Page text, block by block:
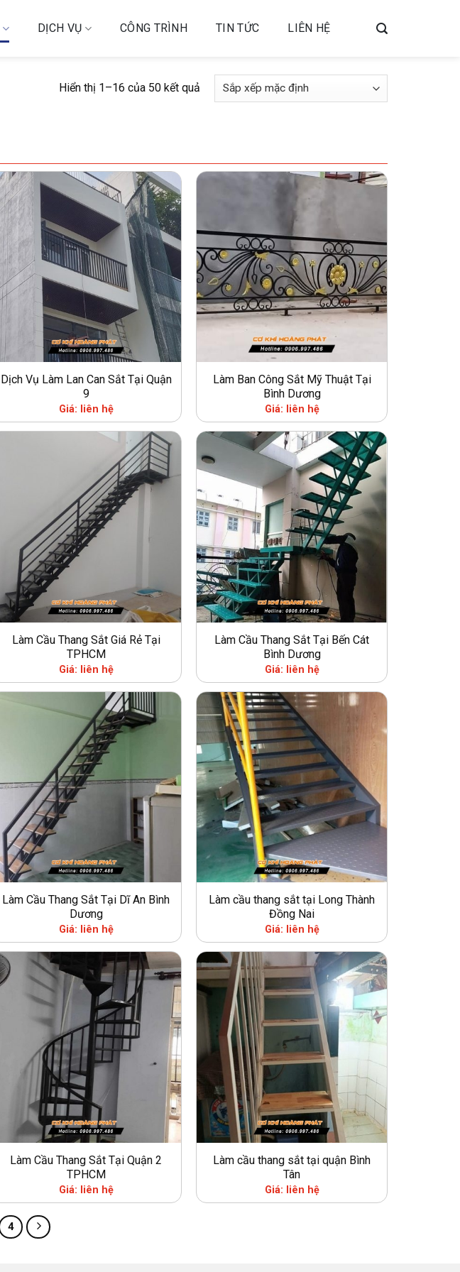
DỊCH VỤ CÔNG TRÌNH TIN TỨC LIÊN HỆ
Hiển thị 1–16 của 50 kết quả
Dịch Vụ Làm Lan Can Sắt Tại Quận
9
Giá: liên hệ
Làm Ban Công Sắt Mỹ Thuật Tại
Bình Dương
Giá: liên hệ
Làm Cầu Thang Sắt Giá Rẻ Tại
TPHCM
Giá: liên hệ
Làm Cầu Thang Sắt Tại Bến Cát
Bình Dương
Giá: liên hệ
Làm Cầu Thang Sắt Tại Dĩ An Bình
Dương
Giá: liên hệ
Làm cầu thang sắt tại Long Thành
Đồng Nai
Giá: liên hệ
Làm Cầu Thang Sắt Tại Quận 2
TPHCM
Giá: liên hệ
Làm cầu thang sắt tại quận Bình
Tân
Giá: liên hệ
4